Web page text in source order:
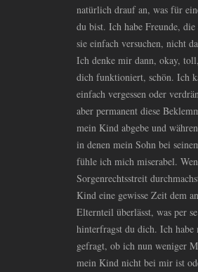
natürlich drauf an, was für
du bist. Ich habe Freunde, die
sie einfach versuchen, nicht
Ich denke mir dann, okay,
dich funktioniert, schön. Ich
einfach vergessen oder
aber permanent diese
mein Kind abgebe und
in denen mein Sohn bei
fühle ich mich miserabel.
Sorgenrechtsstreit
Kind eine gewisse Zeit dem
Elternteil überlässt, was per
hinterfragst du dich. Ich habe
gefragt, ob ich nun weniger
mein Kind nicht bei mir ist